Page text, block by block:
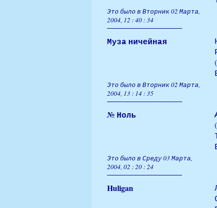
Это было в Вторник 02 Марта,
2004, 12 : 40 : 34
Муза ничейная
(
Это было в Вторник 02 Марта,
2004, 13 : 14 : 35
№ Ноль
Это было в Среду 03 Марта,
2004, 02 : 20 : 24
Huligan